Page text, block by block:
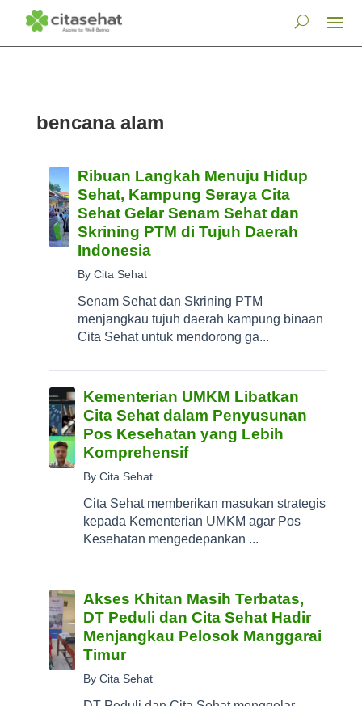
bencana alam
Ribuan Langkah Menuju Hidup
Sehat, Kampung Seraya Cita
Sehat Gelar Senam Sehat dan
Skrining PTM di Tujuh Daerah
Indonesia
By Cita Sehat
Senam Sehat dan Skrining PTM
menjangkau tujuh daerah kampung binaan
Cita Sehat untuk mendorong ga...
Kementerian UMKM Libatkan
Cita Sehat dalam Penyusunan
Pos Kesehatan yang Lebih
Komprehensif
By Cita Sehat
Cita Sehat memberikan masukan strategis
kepada Kementerian UMKM agar Pos
Kesehatan mengedepankan ...
Akses Khitan Masih Terbatas,
DT Peduli dan Cita Sehat Hadir
Menjangkau Pelosok Manggarai
Timur
By Cita Sehat